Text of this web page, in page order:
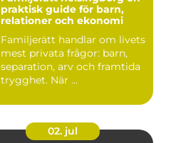
praktisk guide för barn,
relationer och ekonomi
Familjerätt handlar om livets
mest privata frågor: barn,
separation, arv och framtida
trygghet. När ...
02. jul